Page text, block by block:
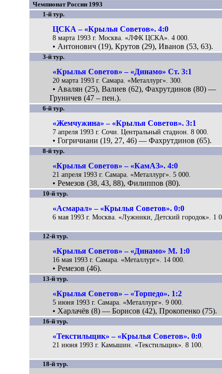
Чемпионат России 1993
1-й тур.
ЦСКА – «Крылья Советов». 4:0
8 марта 1993 г. Москва. «ЛФК ЦСКА». 4 000.
• Антонович (19), Крутов (29), Иванов (53, 63).
3-й тур.
«Крылья Советов» – «Динамо» Ст. 3:1
20 марта 1993 г. Самара. «Металлург». 300.
• Авалян (25), Валиев (62), Фахрутдинов (80) —
Груничев (47 – пен.).
6-й тур.
«Жемчужина» – «Крылья Советов». 3:1
7 апреля 1993 г. Сочи. Центральный стадион. 8 000.
• Гогричиани (19, 27, 46) — Фахрутдинов (65).
8-й тур.
«Крылья Советов» – «КамАЗ». 4:0
21 апреля 1993 г. Самара. «Металлург». 5 000.
• Ремезов (38, 43, 88), Филиппов (80).
10-й тур.
«Асмарал» – «Крылья Советов». 0:0
6 мая 1993 г. Москва. «Лужники, Детский городок». 1
12-й тур.
«Крылья Советов» – «Динамо» М. 1:0
16 мая 1993 г. Самара. «Металлург». 14 000.
• Ремезов (46).
13-й тур.
«Крылья Советов» – «Торпедо». 1:2
5 июня 1993 г. Самара. «Металлург». 9 000.
• Харлачёв (8) — Борисов (42), Прокопенко (75).
16-й тур.
«Текстильщик» – «Крылья Советов». 0:0
21 июня 1993 г. Камышин. «Текстильщик». 8 100.
18-й тур.